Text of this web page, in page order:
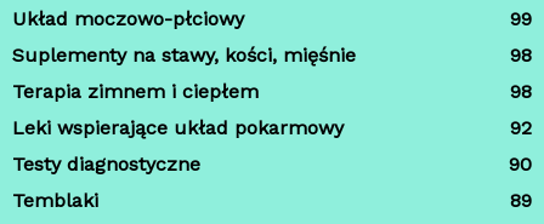
Układ moczowo-płciowy
99
Suplementy na stawy, kości, mięśnie
98
Terapia zimnem i ciepłem
98
Leki wspierające układ pokarmowy
92
Testy diagnostyczne
90
Temblaki
89